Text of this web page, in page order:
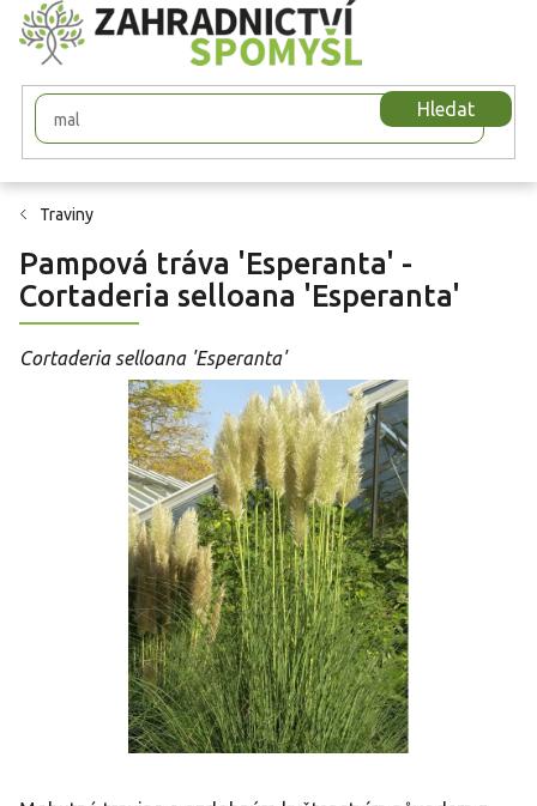
Přejít
na
obsah
Hledat
Traviny
Pampová tráva 'Esperanta' -
Cortaderia selloana 'Esperanta'
Cortaderia selloana 'Esperanta'